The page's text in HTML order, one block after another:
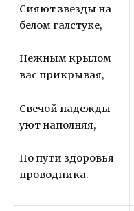
Сияют звезды на
белом галстуке,
Нежным крылом
вас прикрывая,
Свечой надежды
уют наполняя,
По пути здоровья
проводника.